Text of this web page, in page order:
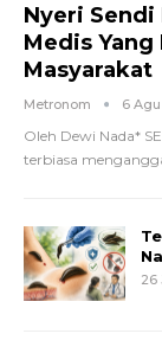
Nyeri Sendi
Medis
Masyarakat
Metronom 6
Oleh Dewi Nada*
terbiasa
26